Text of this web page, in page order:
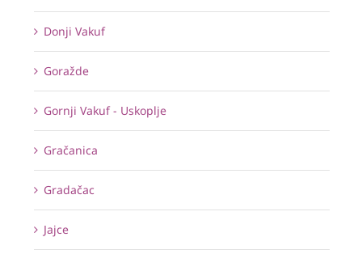
Donji Vakuf
Goražde
Gornji Vakuf - Uskoplje
Gračanica
Gradačac
Jajce